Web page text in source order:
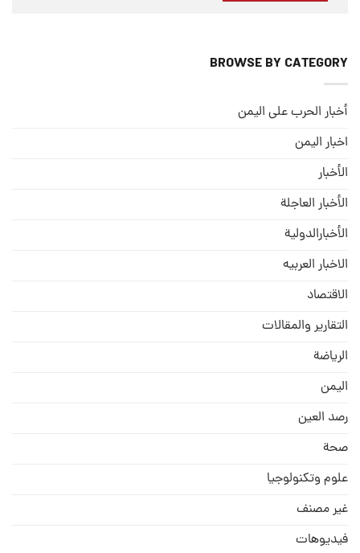
BROWSE BY CATEGORY
أخبار الحرب على اليمن
اخبار اليمن
الأخبار
الأخبار العاجلة
الأخبارالدولية
الاخبار العربيه
الاقتصاد
التقارير والمقالات
الریاضة
الیمن
رصد العین
صحة
علوم وتكنولوجيا
غير مصنف
فيديوهات